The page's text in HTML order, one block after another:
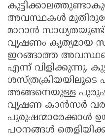
അവസ്ഥകൾ
മാറാൻ
വൃഷണം കൃത്യമായ
ഇറങ്ങാത്ത
എന്ന് വിളിക്കുന്നു.
ശസ്ത്രക്രിയയിലൂടെ
അങ്ങനെയുള്ള
വൃഷണ കാൻസർ
പുരുഷന്മാരേക്കാൾ
പഠനങ്ങൾ